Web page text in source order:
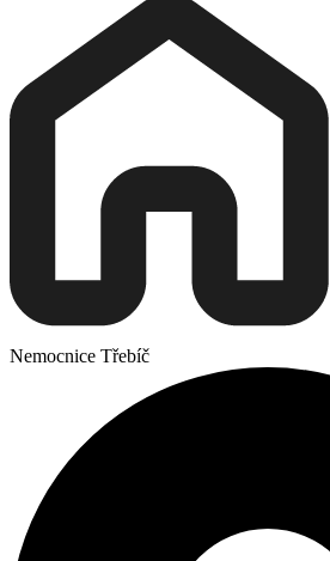
Nemocnice Třebíč